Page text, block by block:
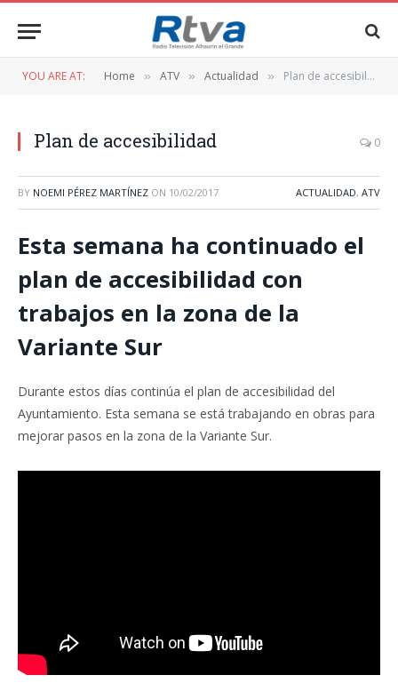
YOU ARE AT: Home » ATV » Actualidad » Plan de accesibilidad
Plan de accesibilidad 0
BY NOEMI PÉREZ MARTÍNEZ ON 10/02/2017 ACTUALIDAD, ATV
Esta semana ha continuado el
plan de accesibilidad con
trabajos en la zona de la
Variante Sur
Durante estos días continúa el plan de accesibilidad del
Ayuntamiento. Esta semana se está trabajando en obras para
mejorar pasos en la zona de la Variante Sur.